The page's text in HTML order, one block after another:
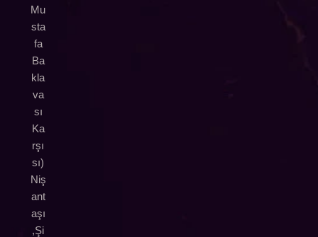
Mu
sta
fa
Ba
kla
va
sı
Ka
rşı
sı)
Niş
ant
aşı
,Şi